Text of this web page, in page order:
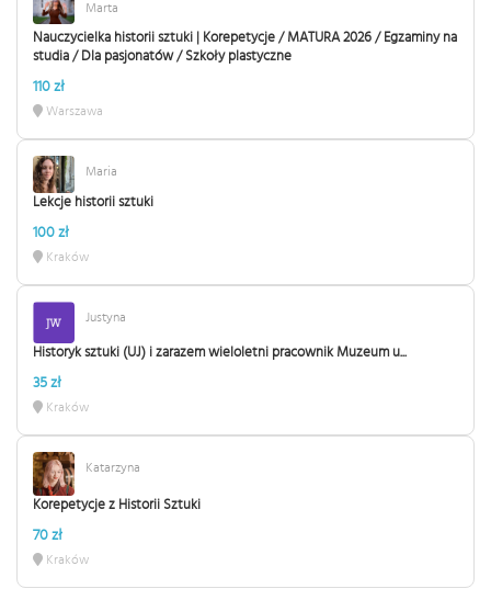
Marta
Nauczycielka historii sztuki | Korepetycje / MATURA 2026 / Egzaminy na
studia / Dla pasjonatów / Szkoły plastyczne
110 zł
Warszawa
Maria
Lekcje historii sztuki
100 zł
Kraków
Justyna
Historyk sztuki (UJ) i zarazem wieloletni pracownik Muzeum u...
35 zł
Kraków
Katarzyna
Korepetycje z Historii Sztuki
70 zł
Kraków